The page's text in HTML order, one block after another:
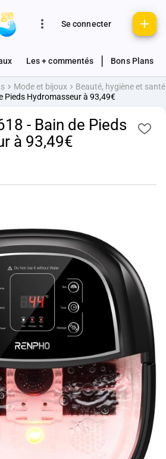
Se connecter
Les + commentés Bons Plans
Mode et bijoux
Beauté, hygiène et santé
Pieds Hydromasseur à 93,49€
- Bain de Pieds
à 93,49€